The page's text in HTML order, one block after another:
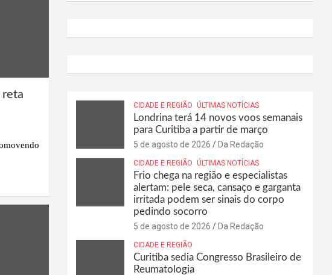
reta
CIDADE E REGIÃO ÚLTIMAS NOTÍCIAS
Londrina terá 14 novos voos semanais
para Curitiba a partir de março
5 de agosto de 2026 Da Redação
CIDADE E REGIÃO ÚLTIMAS NOTÍCIAS
Frio chega na região e especialistas
alertam: pele seca, cansaço e garganta
irritada podem ser sinais do corpo
pedindo socorro
5 de agosto de 2026 Da Redação
CIDADE E REGIÃO
Curitiba sedia Congresso Brasileiro de
Reumatologia